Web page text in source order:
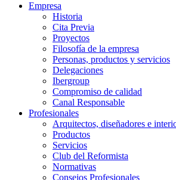
Empresa
Historia
Cita Previa
Proyectos
Filosofía de la empresa
Personas, productos y servicios
Delegaciones
Ibergroup
Compromiso de calidad
Canal Responsable
Profesionales
Arquitectos, diseñadores e
Productos
Servicios
Club del Reformista
Normativas
Consejos Profesionales